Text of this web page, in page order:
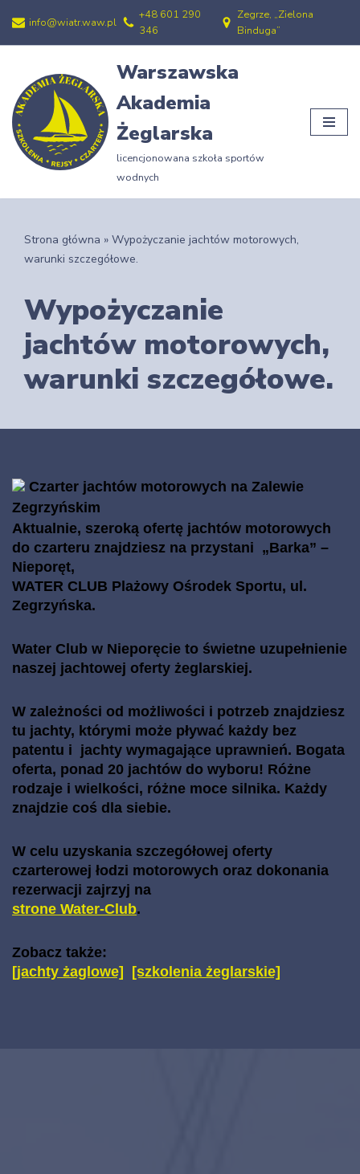
Przejdź
treści
info@wiatr.waw.pl
+48 601 290
346
Zegrze, „Zielona
Binduga”
Warszawska
Akademia
Żeglarska
licencjonowana szkoła sportów
wodnych
Strona główna » Wypożyczanie jachtów motorowych,
warunki szczegółowe.
Wypożyczanie
jachtów motorowych,
warunki szczegółowe.
Czarter jachtów motorowych na Zalewie
Zegrzyńskim
Aktualnie, szeroką ofertę jachtów motorowych
do czarteru znajdziesz na przystani „Barka” –
Nieporęt,
WATER CLUB Plażowy Ośrodek Sportu, ul.
Zegrzyńska.
Water Club w Nieporęcie to świetne uzupełnienie
naszej jachtowej oferty żeglarskiej.
W zależności od możliwości i potrzeb znajdziesz
tu jachty, którymi może pływać każdy bez
patentu i jachty wymagające uprawnień. Bogata
oferta, ponad 20 jachtów do wyboru! Różne
rodzaje i wielkości, różne moce silnika. Każdy
znajdzie coś dla siebie.
W celu uzyskania szczegółowej oferty
czarterowej łodzi motorowych oraz dokonania
rezerwacji zajrzyj na
strone Water-Club.
Zobacz także:
[jachty żaglowe]
[szkolenia żeglarskie]